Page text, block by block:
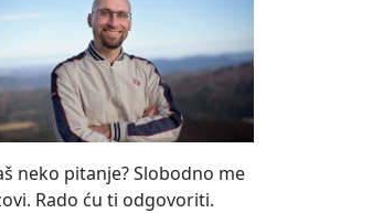
neko pitanje? Slobodno me
Rado ću ti odgovoriti.